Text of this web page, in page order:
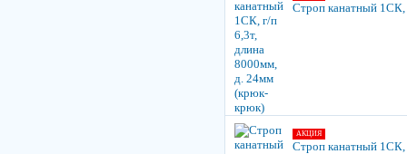
Строп канатный
АКЦИЯ
Строп канатный 1СК,